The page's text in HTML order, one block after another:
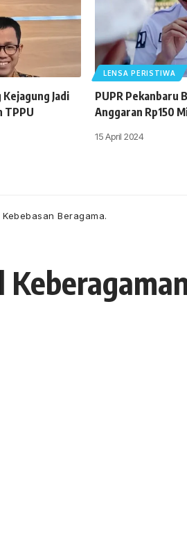
Jadi
TPPU
LENSA PERISTIWA
PUPR Pekanbaru
Anggaran Rp150
15 April 2024
Beragama.